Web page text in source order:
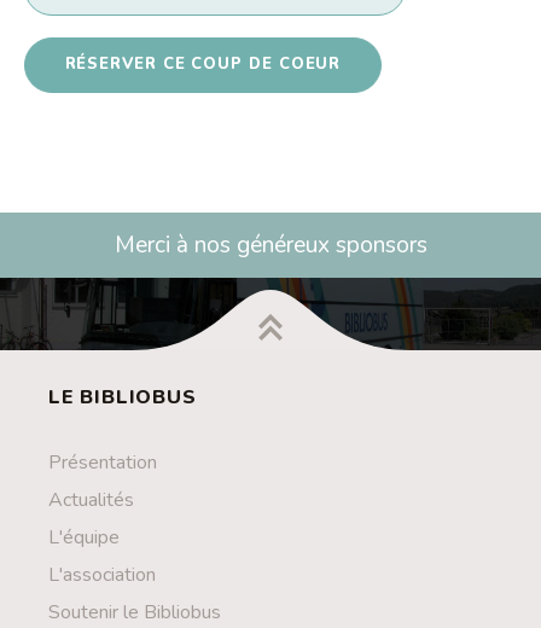
RÉSERVER CE COUP DE COEUR
Merci à nos généreux sponsors
LE BIBLIOBUS
Présentation
Actualités
L'équipe
L'association
Soutenir le Bibliobus